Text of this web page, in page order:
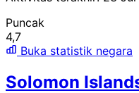
Puncak
4,7
Buka statistik negara
Solomon